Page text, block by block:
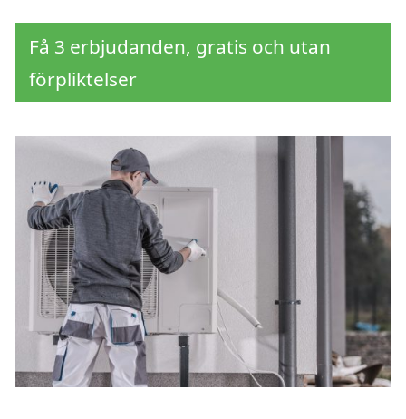
Få 3 erbjudanden, gratis och utan
förpliktelser